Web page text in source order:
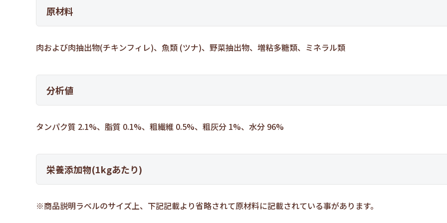
原材料
肉および肉抽出物(チキンフィレ)、魚類 (ツナ)、野菜抽出物、増粘多糖類、ミネラル類
分析値
タンパク質 2.1%、脂質 0.1%、粗繊維 0.5%、粗灰分 1%、水分 96%
栄養添加物(1kgあたり)
※商品説明ラベルのサイズ上、下記記載より省略されて原材料に記載されている事があります。